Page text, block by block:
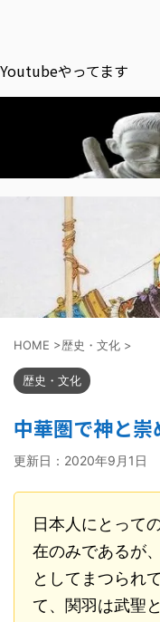
Youtubeやってます
HOME >歴史・文化 >
歴史・文化
中華圏で神と
更新日： 2020年9月1日
日本人にとって
在のみであるが
としてまつられ
て、関羽は武聖